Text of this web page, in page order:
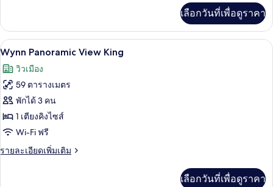
เกี่ยว
กับ
Wynn
Panoramic
View
Two
Queens
เลือกวันที่เพื่อดูราคา
เปิด
ภาพถ่าย
ทั้งหมด
ของ
Wynn
Panoramic
King
เครื่องนอนระดับพรีเมียม, เตียงพร้อม
4
Wynn Panoramic View King
วิวเมือง
59 ตารางเมตร
พักได้ 3 คน
1 เตียงคิงไซส์
Wi-Fi ฟรี
รายละเอียดเพิ่มเติม
ราย
เลือกวันที่เพื่อดูราคา